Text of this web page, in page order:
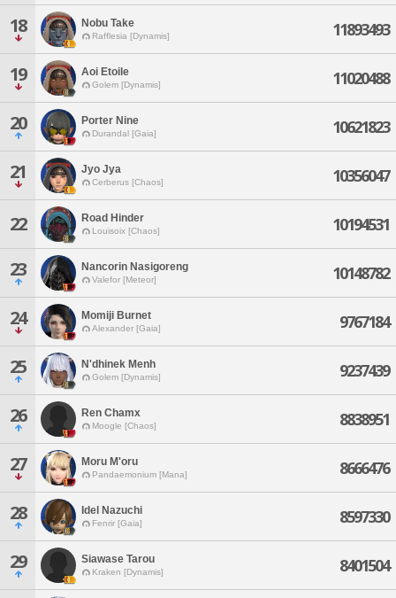
18 Nobu Take
Rafflesia [Dynamis] 11893493
19 Aoi Etoile
Golem [Dynamis] 11020488
20 Porter Nine
Durandal [Gaia] 10621823
21 Jyo Jya
Cerberus [Chaos] 10356047
22 Road Hinder
Louisoix [Chaos] 10194531
23 Nancorin Nasigoreng
Valefor [Meteor] 10148782
24 Momiji Burnet
Alexander [Gaia] 9767184
25 N'dhinek Menh
Golem [Dynamis] 9237439
26 Ren Chamx
Moogle [Chaos] 8838951
27 Moru M'oru
Pandaemonium [Mana] 8666476
28 Idel Nazuchi
Fenrir [Gaia] 8597330
29 Siawase Tarou
Kraken [Dynamis] 8401504